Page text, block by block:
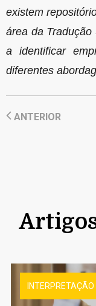
existem
área da
a identificar
diferentes
ANTERIOR
INTERPRETAÇÃO